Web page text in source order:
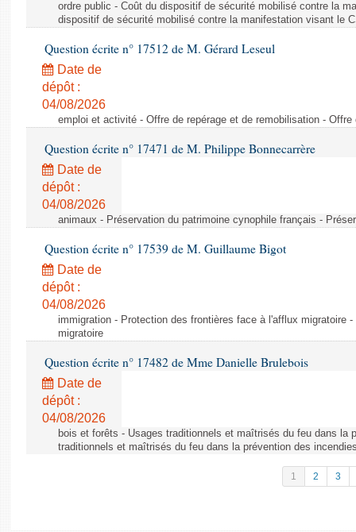
ordre public - Coût du dispositif de sécurité mobilisé contre la
dispositif de sécurité mobilisé contre la manifestation visant le
Question écrite n° 17512 de M. Gérard Leseul
Date de
dépôt :
04/08/2026
emploi et activité - Offre de repérage et de remobilisation -
Question écrite n° 17471 de M. Philippe Bonnecarrère
Date de
dépôt :
04/08/2026
animaux - Préservation du patrimoine cynophile français -
Question écrite n° 17539 de M. Guillaume Bigot
Date de
dépôt :
04/08/2026
immigration - Protection des frontières face à l'afflux migratoire
migratoire
Question écrite n° 17482 de Mme Danielle Brulebois
Date de
dépôt :
04/08/2026
bois et forêts - Usages traditionnels et maîtrisés du feu dans la
traditionnels et maîtrisés du feu dans la prévention des
1 2 3